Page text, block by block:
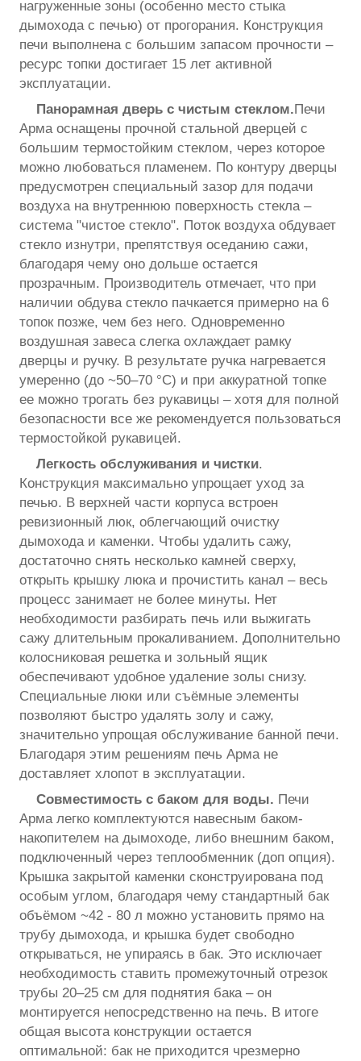
нагруженные зоны (особенно место стыка
дымохода с печью) от прогорания. Конструкция
печи выполнена с большим запасом прочности –
ресурс топки достигает 15 лет активной
эксплуатации.
Панорамная дверь с чистым стеклом.Печи
Арма оснащены прочной стальной дверцей с
большим термостойким стеклом, через которое
можно любоваться пламенем. По контуру дверцы
предусмотрен специальный зазор для подачи
воздуха на внутреннюю поверхность стекла –
система "чистое стекло". Поток воздуха обдувает
стекло изнутри, препятствуя оседанию сажи,
благодаря чему оно дольше остается
прозрачным. Производитель отмечает, что при
наличии обдува стекло пачкается примерно на 6
топок позже, чем без него. Одновременно
воздушная завеса слегка охлаждает рамку
дверцы и ручку. В результате ручка нагревается
умеренно (до ~50–70 °C) и при аккуратной топке
ее можно трогать без рукавицы – хотя для полной
безопасности все же рекомендуется пользоваться
термостойкой рукавицей.
Легкость обслуживания и чистки.
Конструкция максимально упрощает уход за
печью. В верхней части корпуса встроен
ревизионный люк, облегчающий очистку
дымохода и каменки. Чтобы удалить сажу,
достаточно снять несколько камней сверху,
открыть крышку люка и прочистить канал – весь
процесс занимает не более минуты. Нет
необходимости разбирать печь или выжигать
сажу длительным прокаливанием. Дополнительно
колосниковая решетка и зольный ящик
обеспечивают удобное удаление золы снизу.
Специальные люки или съёмные элементы
позволяют быстро удалять золу и сажу,
значительно упрощая обслуживание банной печи.
Благодаря этим решениям печь Арма не
доставляет хлопот в эксплуатации.
Совместимость с баком для воды. Печи
Арма легко комплектуются навесным баком-
накопителем на дымоходе, либо внешним баком,
подключенный через теплообменник (доп опция).
Крышка закрытой каменки сконструирована под
особым углом, благодаря чему стандартный бак
объёмом ~42 - 80 л можно установить прямо на
трубу дымохода, и крышка будет свободно
открываться, не упираясь в бак. Это исключает
необходимость ставить промежуточный отрезок
трубы 20–25 см для поднятия бака – он
монтируется непосредственно на печь. В итоге
общая высота конструкции остается
оптимальной: бак не приходится чрезмерно